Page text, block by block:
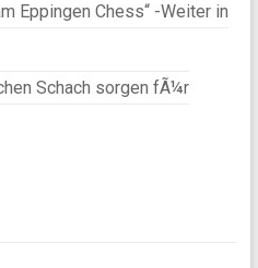
Eppingen Chess“ -Weiter in
Schach sorgen fÃ¼r